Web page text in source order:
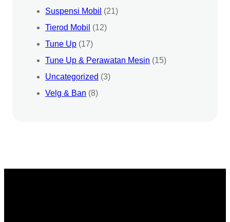
Suspensi Mobil (21)
Tierod Mobil (12)
Tune Up (17)
Tune Up & Perawatan Mesin (15)
Uncategorized (3)
Velg & Ban (8)